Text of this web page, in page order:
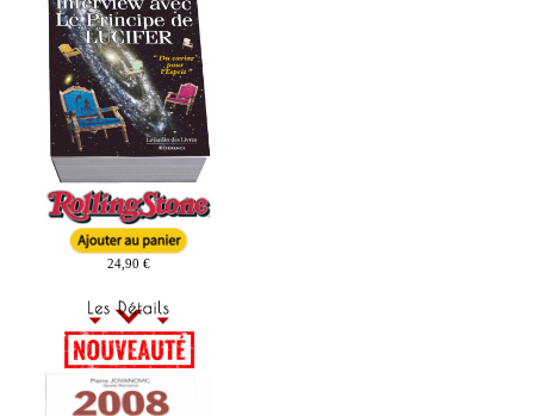
24,90 €